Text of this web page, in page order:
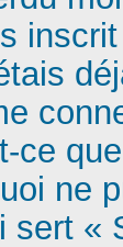
ce
ne
sert «